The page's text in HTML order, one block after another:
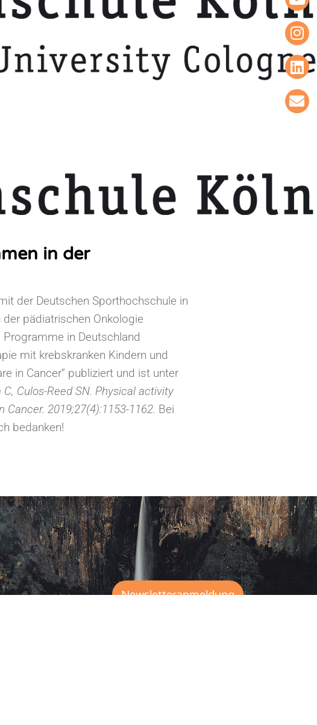
in der
der Deutschen Sporthochschule in
pädiatrischen Onkologie
in Deutschland
mit krebskranken Kindern und
in Cancer“ publiziert und ist unter
Culos-Reed SN. Physical activity
2019;27(4):1153-1162. Bei
bedanken!
Newsletteranmeldung